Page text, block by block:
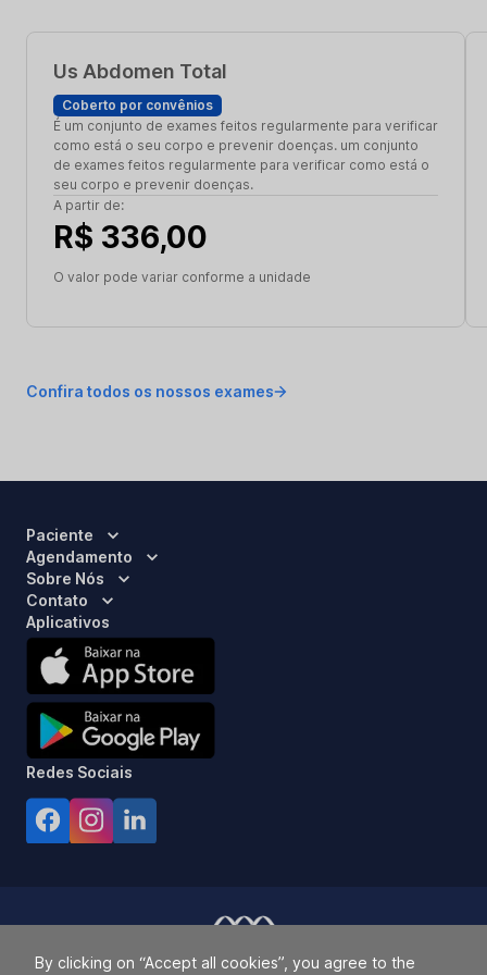
By clicking on “Accept all cookies”, you agree to the
Us Abdomen Total
Coberto por convênios
É um conjunto de exames feitos regularmente para verificar
como está o seu corpo e prevenir doenças. um conjunto
de exames feitos regularmente para verificar como está o
seu corpo e prevenir doenças.
A partir de:
R$ 336,00
O valor pode variar conforme a unidade
Confira todos os nossos exames
Paciente
Agendamento
Sobre Nós
Contato
Aplicativos
Redes Sociais